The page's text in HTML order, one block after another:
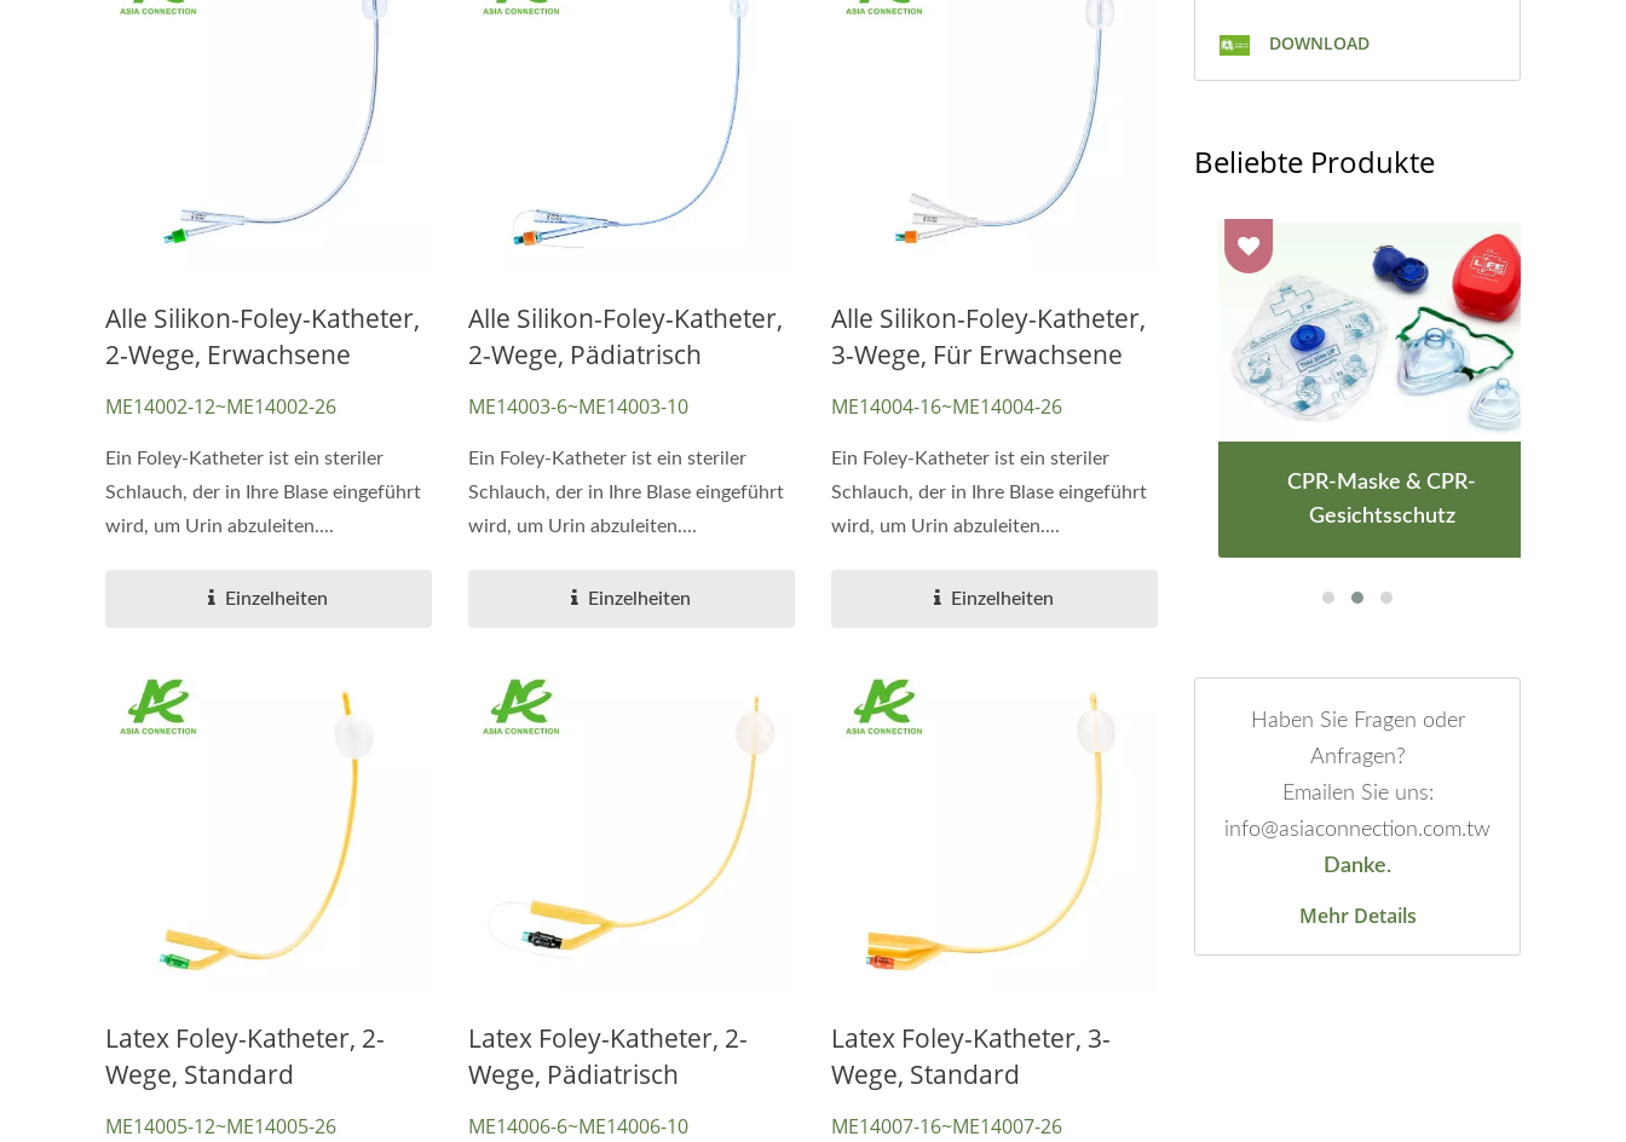
Alle Silikon-Foley-Katheter,
2-Wege, Erwachsene
ME14002-12~ME14002-26
Ein Foley-Katheter ist ein steriler
Schlauch, der in Ihre Blase eingeführt
wird, um Urin abzuleiten....
Einzelheiten
Alle Silikon-Foley-Katheter,
2-Wege, Pädiatrisch
ME14003-6~ME14003-10
Ein Foley-Katheter ist ein steriler
Schlauch, der in Ihre Blase eingeführt
wird, um Urin abzuleiten....
Einzelheiten
Alle Silikon-Foley-Katheter,
3-Wege, Für Erwachsene
ME14004-16~ME14004-26
Ein Foley-Katheter ist ein steriler
Schlauch, der in Ihre Blase eingeführt
wird, um Urin abzuleiten....
Einzelheiten
Latex Foley-Katheter, 2-
Wege, Standard
ME14005-12~ME14005-26
Latex Foley-Katheter, 2-
Wege, Pädiatrisch
ME14006-6~ME14006-10
Latex Foley-Katheter, 3-
Wege, Standard
ME14007-16~ME14007-26
DOWNLOAD
Beliebte Produkte
CPR-Maske & CPR-
Gesichtsschutz
Zwillingsport-CPAP-Maske
Nasenabsauger
CPR-Maske & CPR-
Gesichtsschutz
Haben Sie Fragen oder
Anfragen?
Emailen Sie uns:
info@asiaconnection.com.tw
Danke.
Mehr Details